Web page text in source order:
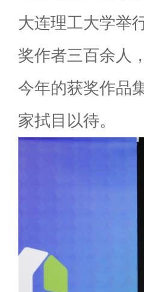
大连理工大学举
奖作者三百余人
今年的获奖作品
家拭目以待。